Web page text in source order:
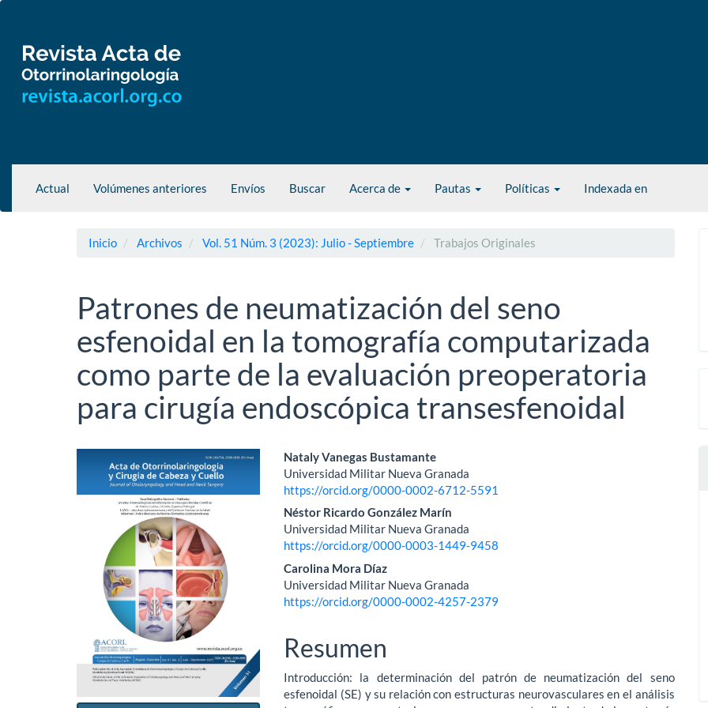
principal
Barra
lateral
Actual Volúmenes anteriores Envíos Buscar Acerca de Pautas Políticas Indexada en
Inicio Archivos Vol. 51 Núm. 3 (2023): Julio - Septiembre Trabajos Originales
Patrones de neumatización del seno
esfenoidal en la tomografía computarizada
como parte de la evaluación preoperatoria
para cirugía endoscópica transesfenoidal
Barra
lateral
artículo
Contenido
principal
del
artículo
Nataly Vanegas Bustamante
Universidad Militar Nueva Granada
https://orcid.org/0000-0002-6712-5591
Néstor Ricardo González Marín
Universidad Militar Nueva Granada
https://orcid.org/0000-0003-1449-9458
Carolina Mora Díaz
Universidad Militar Nueva Granada
https://orcid.org/0000-0002-4257-2379
Resumen
Introducción: la determinación del patrón de neumatización del seno
esfenoidal (SE) y su relación con estructuras neurovasculares en el análisis